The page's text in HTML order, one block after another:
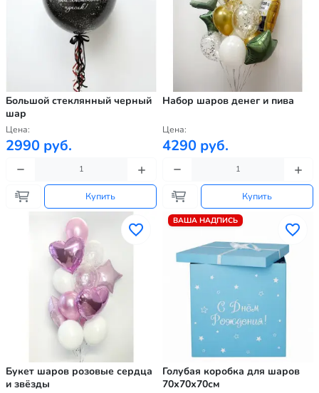
Большой стеклянный черный
шар
Цена:
2990 руб.
Купить
Набор шаров денег и пива
Цена:
4290 руб.
Купить
Букет шаров розовые сердца
и звёзды
ВАША НАДПИСЬ
Голубая коробка для шаров
70х70х70см